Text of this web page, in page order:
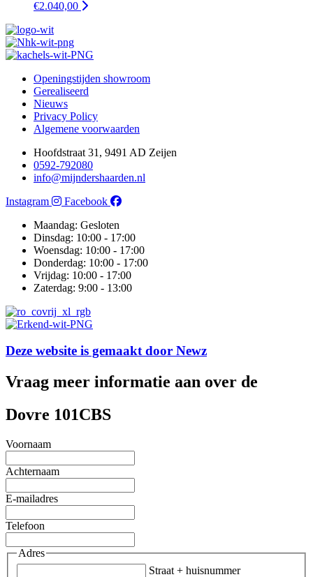
€2.040,00
Openingstijden showroom
Gerealiseerd
Nieuws
Privacy Policy
Algemene voorwaarden
Hoofdstraat 31, 9491 AD Zeijen
0592-792080
info@mijndershaarden.nl
Instagram
Facebook
Maandag: Gesloten
Dinsdag: 10:00 - 17:00
Woensdag: 10:00 - 17:00
Donderdag: 10:00 - 17:00
Vrijdag: 10:00 - 17:00
Zaterdag: 9:00 - 13:00
Deze website is gemaakt door Newz
Vraag meer informatie aan over de
Dovre 101CBS
Voornaam
Achternaam
E-mailadres
Telefoon
Adres
Straat + huisnummer